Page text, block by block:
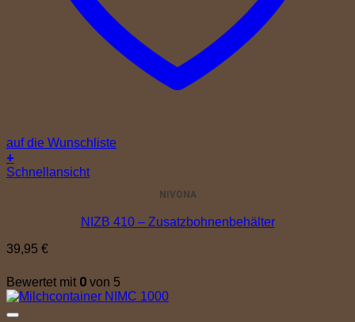
auf die Wunschliste
+
Schnellansicht
NIZB 410 – Zusatzbohnenbehälter
NIVONA
39,95 €
Bewertet mit 0 von 5